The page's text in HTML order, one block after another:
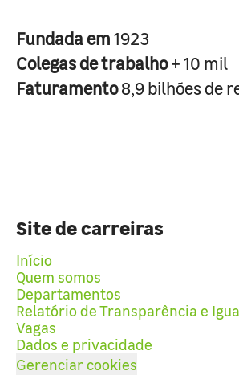
Fundada em1923
Colegas de trabalho+ 10 mil
Faturamento8,9 bilhões de
Site de carreiras
Início
Quem somos
Departamentos
Relatório de Transparência e
Vagas
Dados e privacidade
Gerenciar cookies